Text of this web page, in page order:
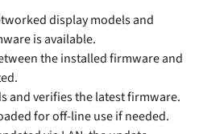
display models and
is available.
the installed firmware and
and verifies the latest firmware.
for off-line use if needed.